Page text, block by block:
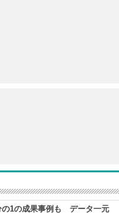
の1の成果事例も データ一元